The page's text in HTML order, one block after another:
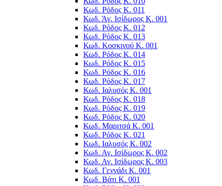
Κωδ. Ρόδος Κ. 011
Κωδ. Άγ. Ισίδωρος Κ. 001
Κωδ. Ρόδος Κ. 012
Κωδ. Ρόδος Κ. 013
Κωδ. Κοσκινού Κ. 001
Κωδ. Ρόδος Κ. 014
Κωδ. Ρόδος Κ. 015
Κωδ. Ρόδος Κ. 016
Κωδ. Ρόδος Κ. 017
Κωδ. Ιαλυσός Κ. 001
Κωδ. Ρόδος Κ. 018
Κωδ. Ρόδος Κ. 019
Κωδ. Ρόδος Κ. 020
Κωδ. Μαριτσά Κ. 001
Κωδ. Ρόδος Κ. 021
Κωδ. Ιαλυσός Κ. 002
Κωδ. Αγ. Ισίδωρος K. 002
Κωδ. Αγ. Ισίδωρος K. 003
Κωδ. Γεννάδι Κ. 001
Κωδ. Βάτι Κ. 001